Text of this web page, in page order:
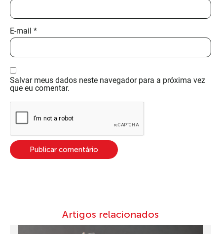
E-mail *
Salvar meus dados neste navegador para a próxima vez
que eu comentar.
Artigos relacionados